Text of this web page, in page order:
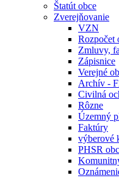
Štatút obce
Zverejňovanie
VZN
Rozpočet
Zmluvy,
Zápisnice
Verejné
Archív -
Civilná
Rôzne
Územný
Faktúry
výberové
PHSR